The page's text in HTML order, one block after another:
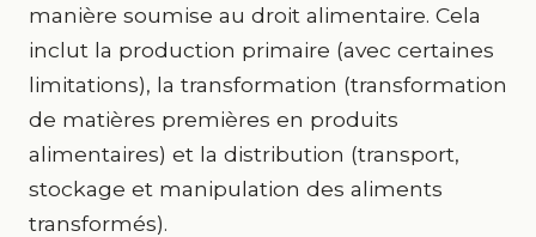
manière soumise au droit alimentaire. Cela
inclut la production primaire (avec certaines
limitations), la transformation (transformation
de matières premières en produits
alimentaires) et la distribution (transport,
stockage et manipulation des aliments
transformés).